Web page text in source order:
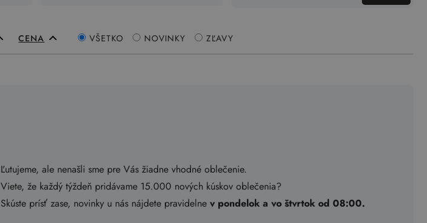
CENA VŠETKO NOVINKY ZĽAVY
Ľutujeme, ale nenašli sme pre Vás žiadne vhodné oblečenie.
Viete, že každý týždeň pridávame 15.000 nových kúskov oblečenia?
Skúste prísť zase, novinky u nás nájdete pravidelnev pondelok a vo štvrtok od 08:00.